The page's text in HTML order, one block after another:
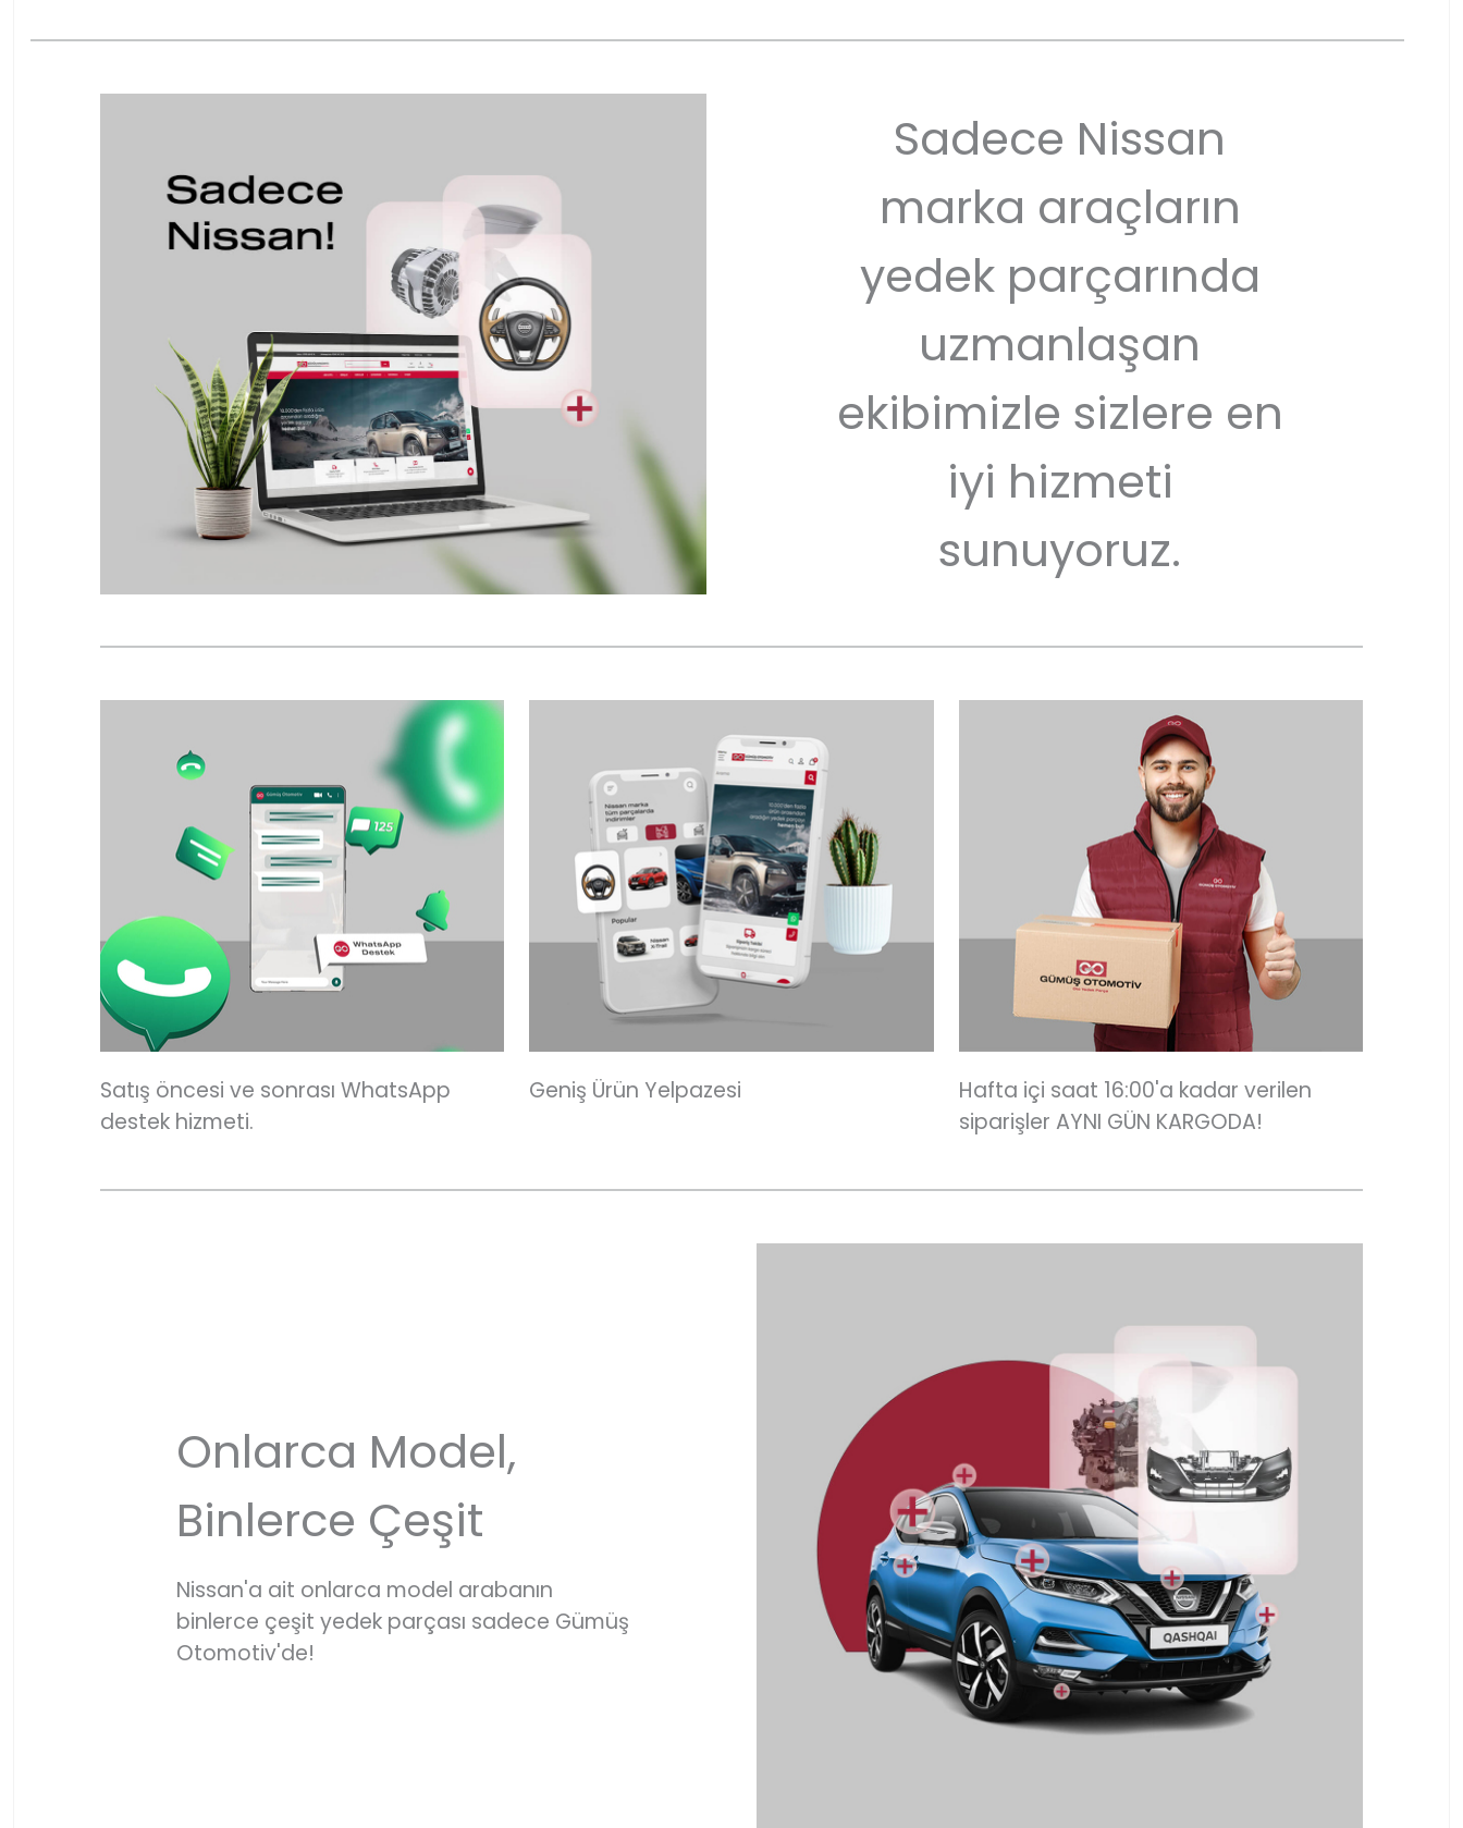
Sadece Nissan
marka araçların
yedek parçarında
uzmanlaşan
ekibimizle sizlere en
iyi hizmeti
sunuyoruz.
Satış öncesi ve sonrası WhatsApp
destek hizmeti.
Geniş Ürün Yelpazesi
Hafta içi saat 16:00'a kadar verilen
siparişler AYNI GÜN KARGODA!
Onlarca Model,
Binlerce Çeşit
Nissan'a ait onlarca model arabanın
binlerce çeşit yedek parçası sadece Gümüş
Otomotiv'de!